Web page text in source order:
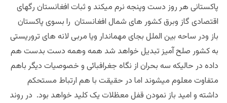
پاکستانی هر روز دست وپنجه نرم میکند و ثبات افغانستان رگهای
اقتصادی گاز وبرق کشور های شمال افغانستان را بسوی پاکستان
باز ودر ساحه بین الملل بجای مهماندار ویا مربی لانه های تروریستی
به کشور صلح آمیز تبدیل خواهد شد همه وهمه دست بدست هم
داده در حالیکه سه بحران از نگاه جغرافبائی و خصوصیات دیگر باهم
متفاوت معلوم میشوند اما در حقیقت با هم ارتباط مستحکم
داشته و امید باز نمودن قفل معظلات یک کلید خواهد بود. در روند